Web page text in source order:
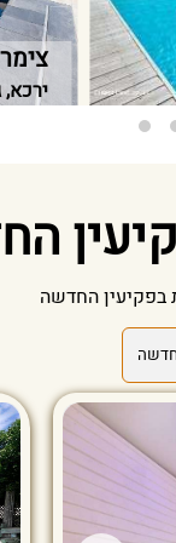
ירכא,
החדשה